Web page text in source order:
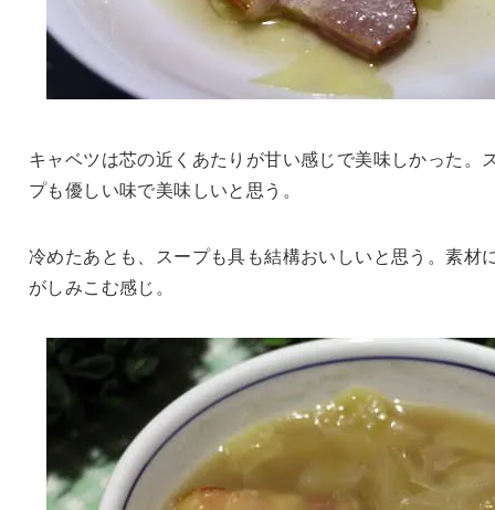
キャベツは芯の近くあたりが甘い感じで美味しかった。
プも優しい味で美味しいと思う。
冷めたあとも、スープも具も結構おいしいと思う。素材
がしみこむ感じ。